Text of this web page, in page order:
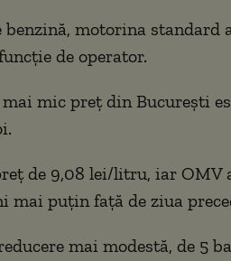
benzină, motorina
de operator.
mai mic preț din București
de 9,08 lei/litru, iar OMV
mai puțin față de ziua
mai modestă, de 5